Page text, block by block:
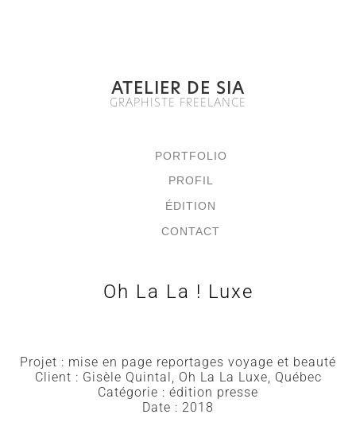
ATELIER DE SIA
GRAPHISTE FREELANCE
Oh La La ! Luxe
Projet : mise en page reportages voyage et beauté
Client : Gisèle Quintal, Oh La La Luxe, Québec
Catégorie : édition presse
Date : 2018
PORTFOLIO
PROFIL
ÉDITION
CONTACT